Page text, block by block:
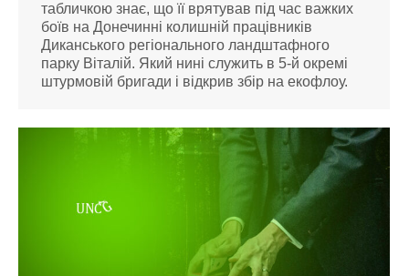
табличкою знає, що її врятував під час важких
боїв на Донечинні колишній працівників
Диканського регіонального ландштафного
парку Віталій. Який нині служить в 5-й окремі
штурмовій бригади і відкрив збір на екофлоу.